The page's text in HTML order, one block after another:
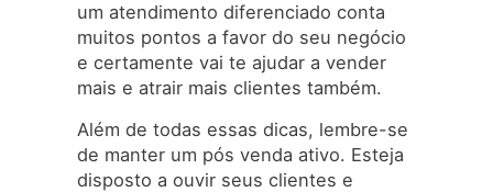
um atendimento diferenciado conta
muitos pontos a favor do seu negócio
e certamente vai te ajudar a vender
mais e atrair mais clientes também.
Além de todas essas dicas, lembre-se
de manter um pós venda ativo. Esteja
disposto a ouvir seus clientes e